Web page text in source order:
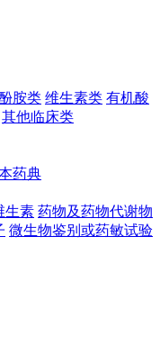
胺类 维生素类 有机酸
其他临床类
药典
生素 药物及药物代谢物
微生物鉴别或药敏试验